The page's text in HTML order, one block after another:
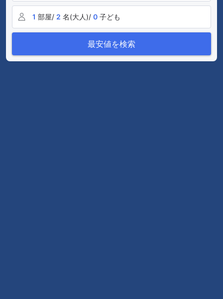
1 部屋/ 2 名(大人)/ 0 子ども
最安値を検索